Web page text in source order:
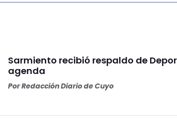
Sarmiento recibió respaldo de
agenda
PorRedacción Diario de Cuyo